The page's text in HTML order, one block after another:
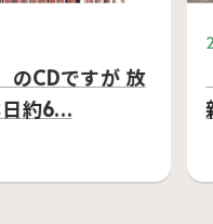
のCDですが 放
日約6…